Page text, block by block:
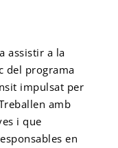
assistir a la
del programa
impulsat per
amb
i que
en